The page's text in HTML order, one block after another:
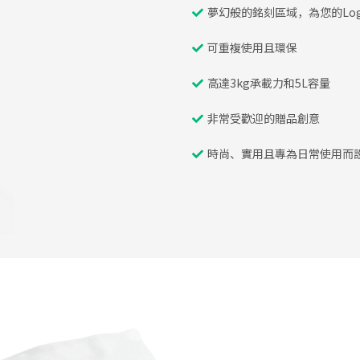
夢幻般的銘刻區域，為您的
可重複使用且環保
高達3kg承載力和5L容量
非常受歡迎的贈品創意
時尚、實用且專為日常使用而